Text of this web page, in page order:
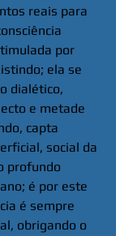
reais para
por
ela se
dialético,
e metade
capta
social da
profundo
é por este
é sempre
obrigando o